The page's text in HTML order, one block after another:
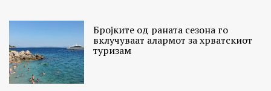
Бројките од раната сезона го
вклучуваат алармот за хрватскиот
туризам